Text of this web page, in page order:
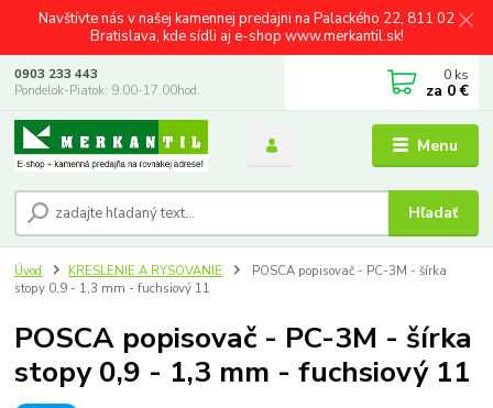
Navštívte nás v našej kamennej predajni na Palackého 22, 811 02
Bratislava, kde sídli aj e-shop www.merkantil.sk!
Menu
Hľadať
0903 233 443
Pondelok-Piatok: 9.00-17.00hod.
0 ks
za 0 €
Úvod KRESLENIE A RYSOVANIE
POSCA popisovač - PC-3M - šírka
stopy 0,9 - 1,3 mm - fuchsiový 11
POSCA popisovač - PC-3M - šírka
stopy 0,9 - 1,3 mm - fuchsiový 11